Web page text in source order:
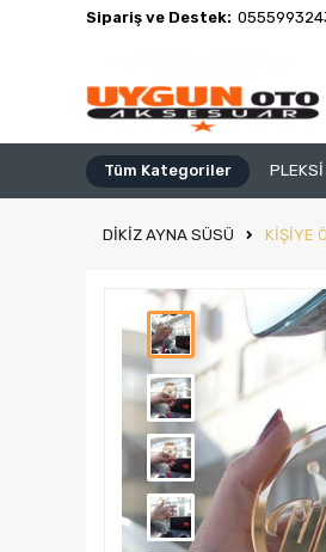
Sipariş ve Destek:
Tüm Kategoriler
DİKİZ AYNA SÜSÜ KİŞİYE